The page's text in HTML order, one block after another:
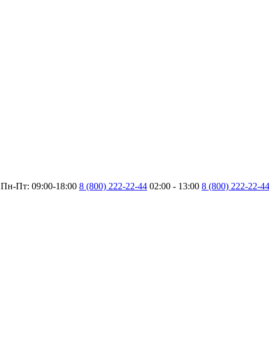
Пн-Пт: 09:00-18:00 8 (800) 222-22-44 02:00 - 13:00 8 (800) 222-22-44